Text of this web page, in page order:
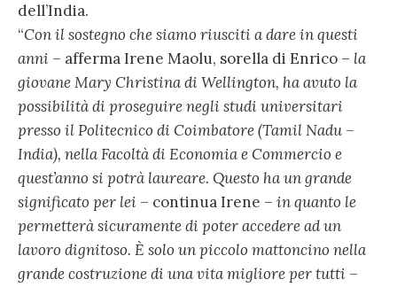
dell’India.
“Con il sostegno che siamo riusciti a dare in questi
anni – afferma Irene Maolu, sorella di Enrico – la
giovane Mary Christina di Wellington, ha avuto la
possibilità di proseguire negli studi universitari
presso il Politecnico di Coimbatore (Tamil Nadu –
India), nella Facoltà di Economia e Commercio e
quest’anno si potrà laureare. Questo ha un grande
significato per lei – continua Irene – in quanto le
permetterà sicuramente di poter accedere ad un
lavoro dignitoso. È solo un piccolo mattoncino nella
grande costruzione di una vita migliore per tutti –